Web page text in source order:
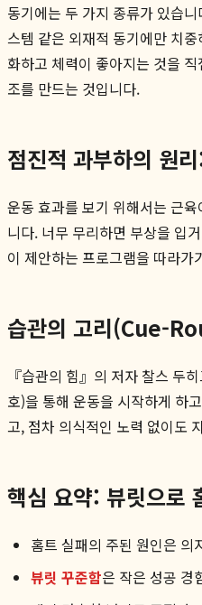
동기에는 두 가지 종류가 있습
스템 같은 외재적 동기에만 치
화하고 체력이 좋아지는 것을
조를 만드는 것입니다.
점진적 과부하의 원
운동 효과를 보기 위해서는 근
니다. 너무 무리하면 부상을 입
이 제안하는 프로그램을 따라
습관의 고리(Cue-
『습관의 힘』의 저자 찰스
호)을 통해 운동을 시작하게 하
고, 점차 의식적인 노력 없이도
핵심 요약: 뷰릿으로
홈트 실패의 주된 원인은
뷰릿 꾸준함은 작은 성공 경